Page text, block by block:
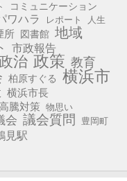
コミュニケーション
ワハラ レポート 人生
所 図書館 地域
市政報告
治 政策 教育
柏原すぐる 横浜市
横浜市長
騰対策 物思い
会 議会質問 豊岡町
見駅